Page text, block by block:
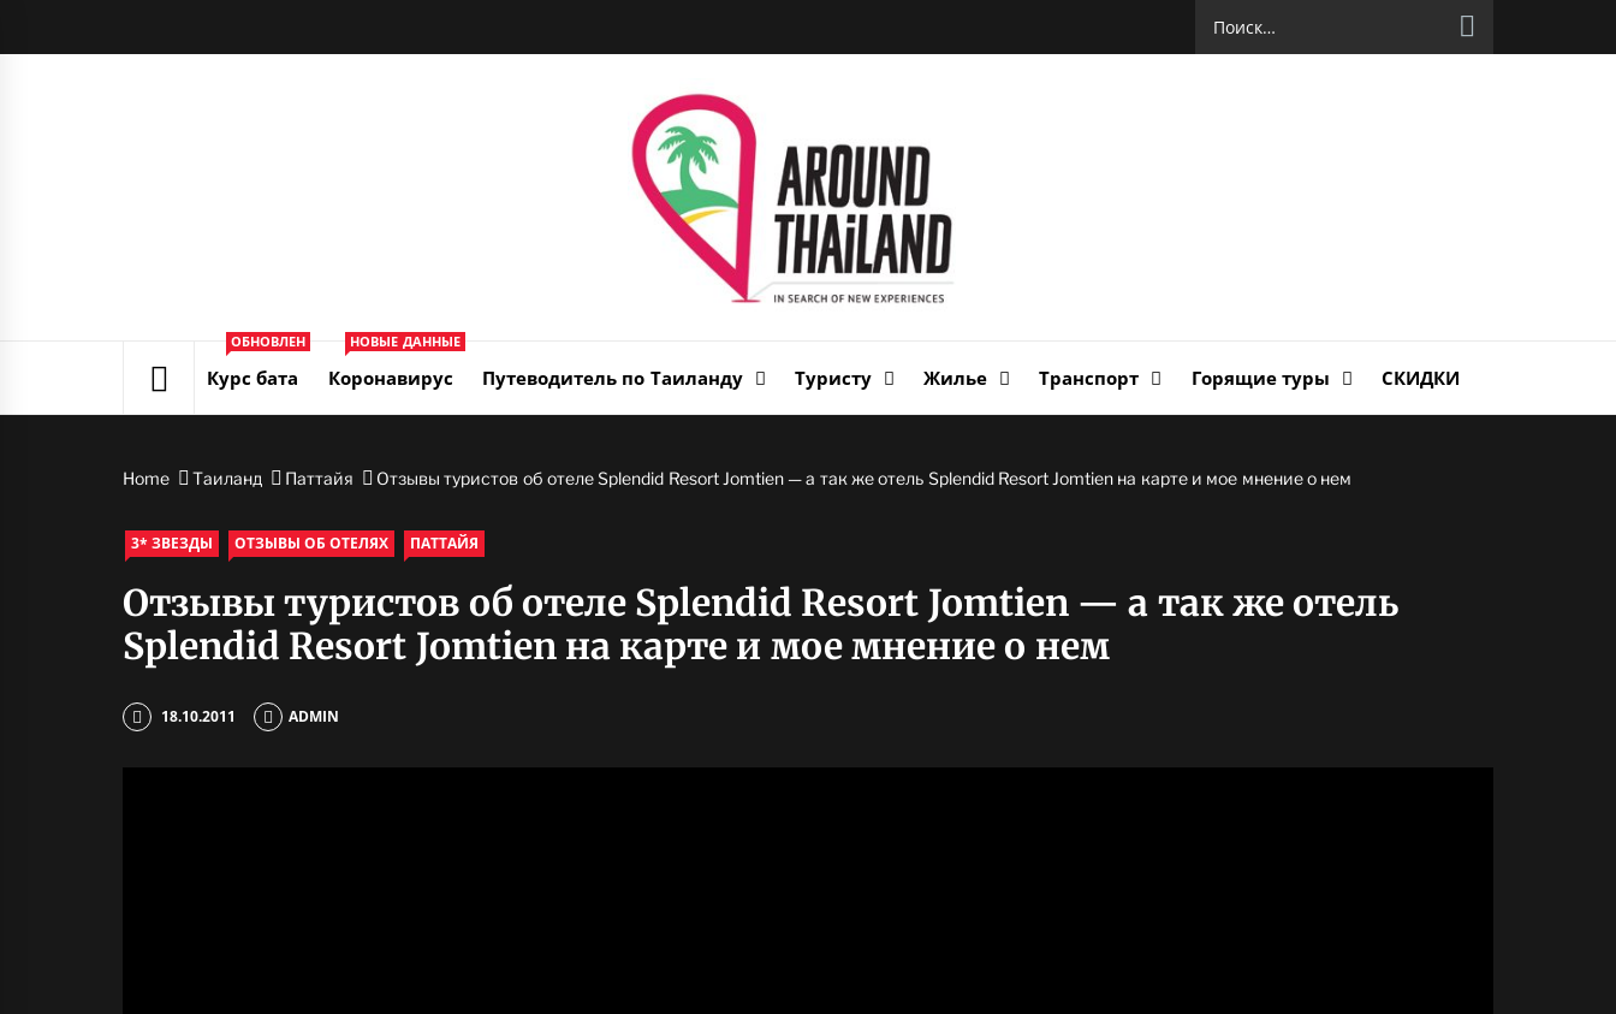
Курс бата
ОБНОВЛЕН
Коронавирус
НОВЫЕ ДАННЫЕ
Путеводитель по Таиланду Туристу Жилье Транспорт Горящие туры СКИДКИ
Home Таиланд Паттайя Отзывы туристов об отеле Splendid Resort Jomtien — а так же отель Splendid Resort Jomtien на карте и мое мнение о нем
3* ЗВЕЗДЫ ОТЗЫВЫ ОБ ОТЕЛЯХ ПАТТАЙЯ
Отзывы туристов об отеле Splendid Resort Jomtien — а так же отель
Splendid Resort Jomtien на карте и мое мнение о нем
18.10.2011 ADMIN